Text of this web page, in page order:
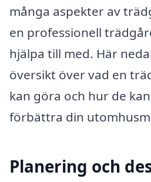
många aspekter av
en professionell
hjälpa till med. Här
översikt över vad en
kan göra och hur de
förbättra din
Planering och